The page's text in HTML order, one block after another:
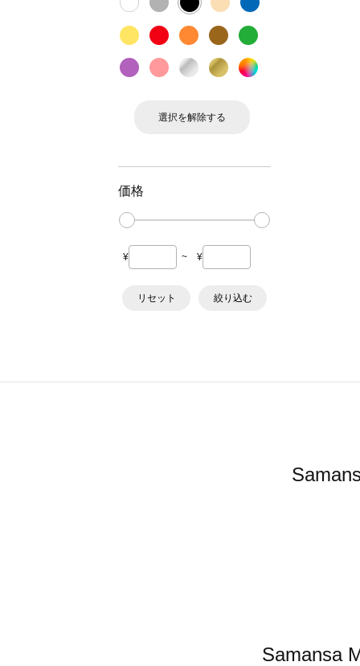
選択を解除する
価格
¥ ~ ¥
リセット 絞り込む
Samansa